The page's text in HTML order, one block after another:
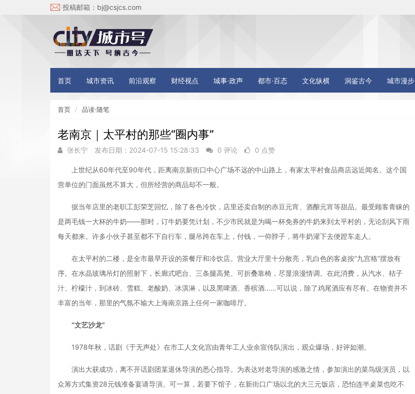
投稿邮箱： bj@csjcs.com
首页 城市资讯 前沿观察 财经视点 城事·政声 都市·百态 文化纵横 洞鉴古今 城市漫步
首页 品读·随笔
老南京｜太平村的那些“圈内事”
张长宁 发布日期：2024-07-15 15:28:33 0 评论 0 点赞
上世纪从60年代至90年代，距离南京新街口中心广场不远的中山路上，有家太平村食品商店远近闻名。这个国
营单位的门面虽然不算大，但所经营的商品却不一般。
据当年店里的老职工彭荣芝回忆，除了各色冷饮，店里还卖自制的赤豆元宵、酒酿元宵等甜品。最受顾客青睐的
是两毛钱一大杯的牛奶——那时，订牛奶要凭计划，不少市民就是为喝一杯免券的牛奶来到太平村的，无论刮风下雨
每天都来。许多小伙子甚至都不下自行车，腿吊跨在车上，付钱，一仰脖子，将牛奶灌下去便蹬车走人。
在太平村的二楼，是全市最早开设的茶餐厅和冷饮店。营业大厅里十分敞亮，乳白色的客桌按“九宫格”摆放有
序。在水晶玻璃吊灯的照射下，长廊式吧台、三条腿高凳、可折叠靠椅，尽显浪漫情调。在此消费，从汽水、桔子
汁、柠檬汁，到冰砖、雪糕、老酸奶、冰淇淋，以及黑啤酒、香槟酒……可以说，除了鸡尾酒应有尽有。在物资并不
丰富的当年，那里的气氛不输大上海南京路上任何一家咖啡厅。
“文艺沙龙”
1978年秋，话剧《于无声处》在市工人文化宫由青年工人业余宣传队演出，观众爆场，好评如潮。
演出大获成功，离不开话剧团某退休导演的悉心指导。为表达对老导演的感激之情，参加演出的菜鸟级演员，以
众筹方式集资28元钱准备宴请导演。可一算，若要下馆子，在新街口广场以北的大三元饭店，恐怕连半桌菜也吃不